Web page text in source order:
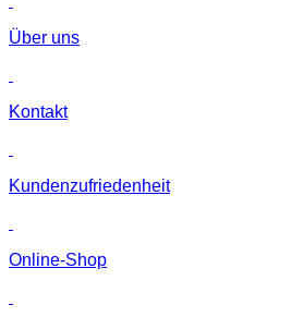
Über uns
Kontakt
Kunden­zufriedenheit
Online-Shop